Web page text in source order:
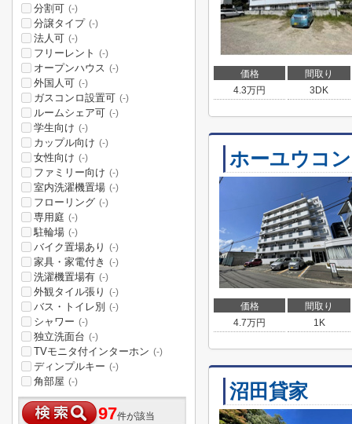
価格
間取り
4.3万円 3DK
ホーユウコ
価格
間取り
4.7万円 1K
沼田貸家
分割可 (-)
分譲タイプ (-)
法人可 (-)
フリーレント (-)
オープンハウス (-)
外国人可 (-)
ガスコンロ設置可 (-)
ルームシェア可 (-)
学生向け (-)
カップル向け (-)
女性向け (-)
ファミリー向け (-)
室内洗濯機置場 (-)
フローリング (-)
専用庭 (-)
駐輪場 (-)
バイク置場あり (-)
家具・家電付き (-)
洗濯機置場有 (-)
外観タイル張り (-)
バス・トイレ別 (-)
シャワー (-)
独立洗面台 (-)
TVモニタ付インターホン (-)
ディンプルキー (-)
角部屋 (-)
97件が該当